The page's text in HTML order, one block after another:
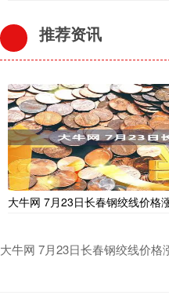
推荐资讯
大牛网 7月23日长春钢绞线价格
大牛网 7月23日长春钢绞线价格